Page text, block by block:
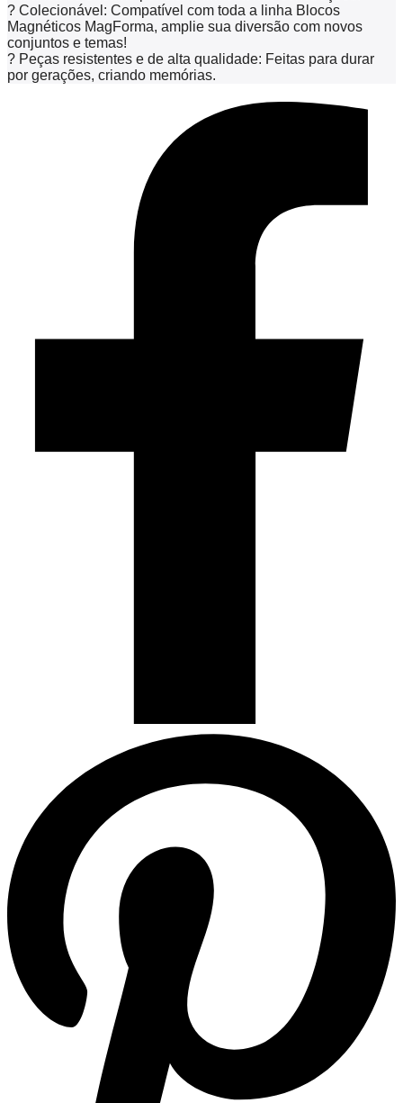
? Colecionável: Compatível com toda a linha Blocos
Magnéticos MagForma, amplie sua diversão com novos
conjuntos e temas!
? Peças resistentes e de alta qualidade: Feitas para durar
por gerações, criando memórias.